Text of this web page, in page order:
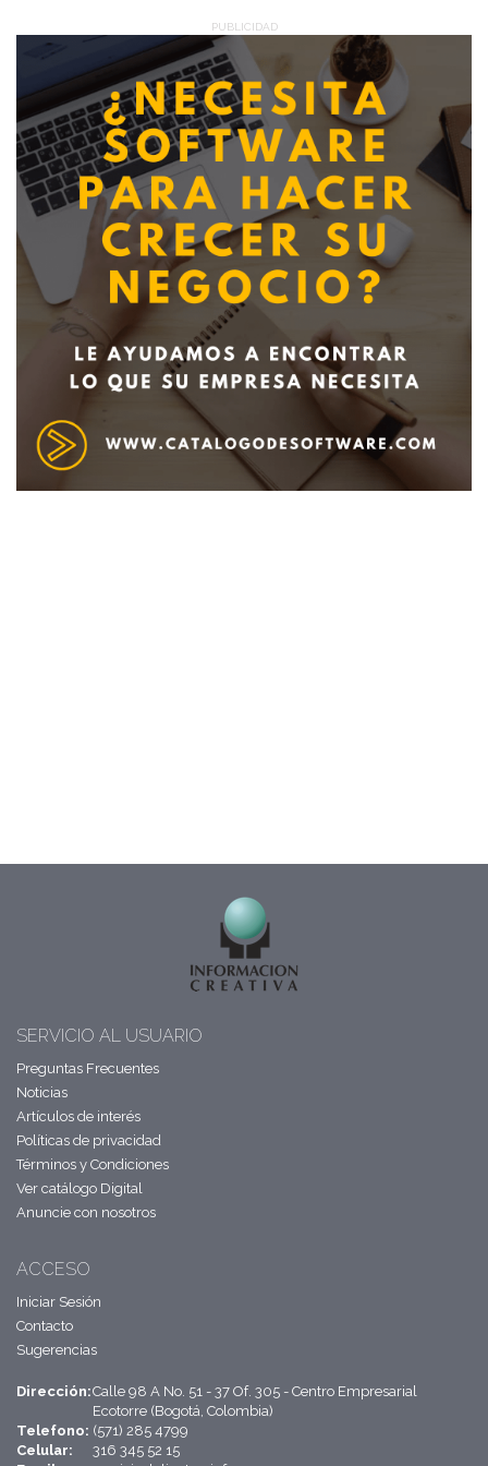
Deseo recibir información de otros Productos /
Servicios similares al solicitadoSI NO
Al enviar este formulario aceptas nuestra
política de tratamiento datos personales.
Enviar
PUBLICIDAD
SERVICIO AL USUARIO
Preguntas Frecuentes
Noticias
Artículos de interés
Políticas de privacidad
Términos y Condiciones
Ver catálogo Digital
Anuncie con nosotros
ACCESO
Iniciar Sesión
Contacto
Sugerencias
Dirección:Calle 98 A No. 51 - 37 Of. 305 - Centro Empresarial
Ecotorre (Bogotá, Colombia)
Telefono: (571) 285 4799
Celular:
316 345 52 15